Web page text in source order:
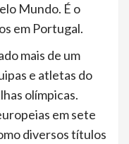
Mundo. É o
em Portugal.
mais de um
e atletas do
olímpicas.
em sete
diversos títulos